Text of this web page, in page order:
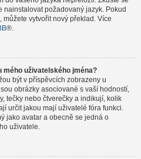
nainstalovat požadovaný jazyk. Pokud
vytvořit nový překlad. Více
®.
mého uživatelského jména?
být v příspěvcích zobrazeny u
obrázky asociované s vaší hodností,
tečky nebo čtverečky a indikují, kolik
určit jakou mají uživatelé fóra funkci.
jako avatar a obecně se jedná o
uživatele.